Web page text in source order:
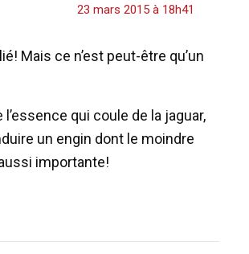
23 mars 2015 à 18h41
Mais ce n’est peut-être qu’un
qui coule de la jaguar,
un engin dont le moindre
importante!